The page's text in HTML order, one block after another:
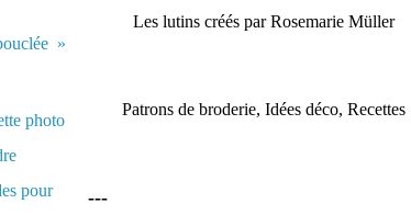
Les lutins créés par Rosemarie Müller
Patrons de broderie, Idées déco, Recettes
---